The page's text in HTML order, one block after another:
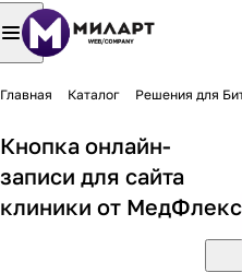
Главная Каталог Решения для
Кнопка онлайн-
записи для сайта
клиники от МедФлекс